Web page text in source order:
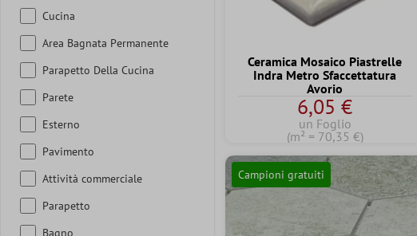
Cucina
Area Bagnata Permanente
Parapetto Della Cucina
Parete
Esterno
Pavimento
Attività commerciale
Parapetto
Bagno
Ceramica Mosaico Piastrelle
Indra Metro Sfaccettatura
Avorio
6,05 €
un Foglio
(m² = 70,35 €)
Campioni gratuiti